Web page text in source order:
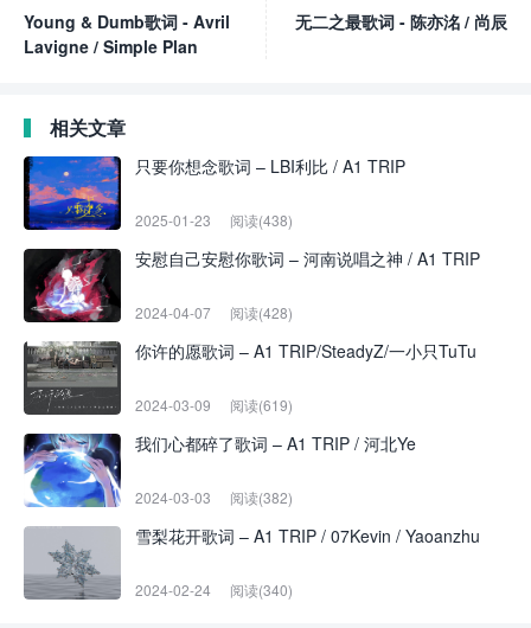
Young & Dumb歌词 - Avril
Lavigne / Simple Plan
无二之最歌词 - 陈亦洺 / 尚辰
相关文章
只要你想念歌词 – LBI利比 / A1 TRIP
2025-01-23 阅读(438)
安慰自己安慰你歌词 – 河南说唱之神 / A1 TRIP
2024-04-07 阅读(428)
你许的愿歌词 – A1 TRIP/SteadyZ/一小只TuTu
2024-03-09 阅读(619)
我们心都碎了歌词 – A1 TRIP / 河北Ye
2024-03-03 阅读(382)
雪梨花开歌词 – A1 TRIP / 07Kevin / Yaoanzhu
2024-02-24 阅读(340)